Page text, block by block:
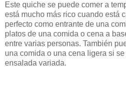
Este quiche se puede comer a
está mucho más rico cuando está
perfecto como entrante de una
platos de una comida o cena a
entre varias personas. También
una comida o una cena ligera si
ensalada variada.